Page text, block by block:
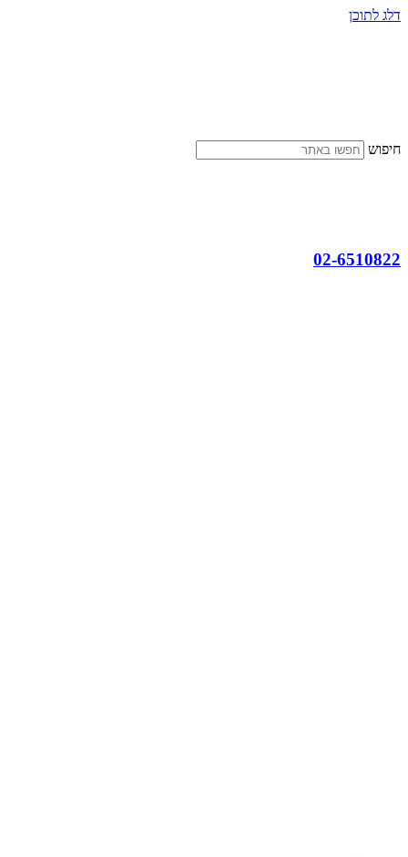
דלג לתוכן
חיפוש
02-6510822